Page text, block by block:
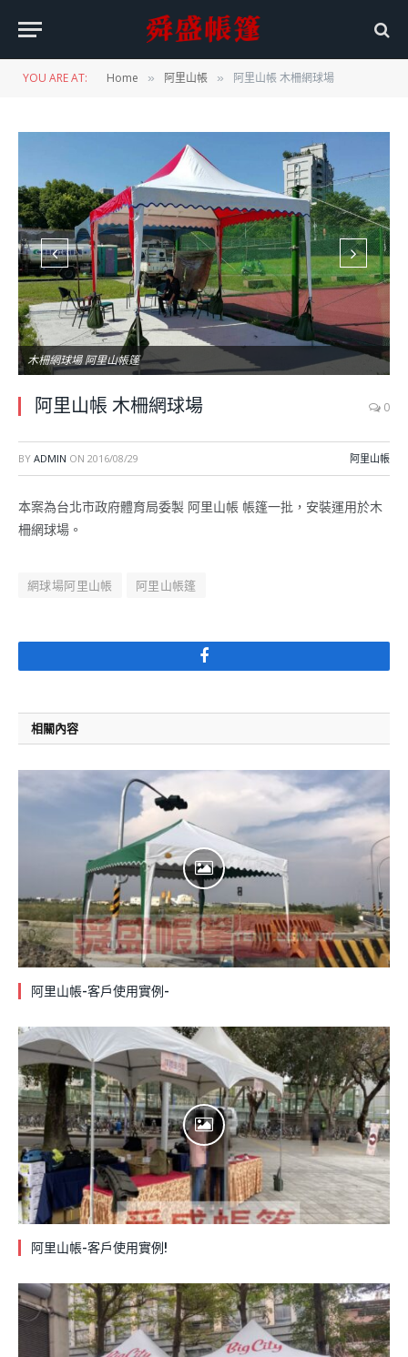
YOU ARE AT: Home » 阿里山帳 » 阿里山帳 木柵網球場
木柵網球場 阿里山帳篷
阿里山帳 木柵網球場 0
BY ADMIN ON 2016/08/29 阿里山帳
本案為台北市政府體育局委製 阿里山帳 帳篷一批，安裝運用於木
柵網球場。
網球場阿里山帳 阿里山帳篷
Facebook
相關內容
阿里山帳-客戶使用實例-
阿里山帳-客戶使用實例!